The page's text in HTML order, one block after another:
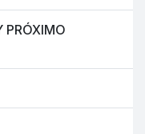
PRÓXIMO